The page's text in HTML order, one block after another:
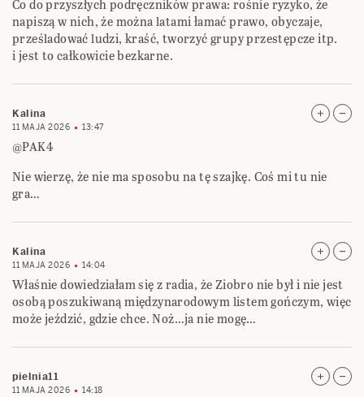
Co do przyszłych podręczników prawa: rośnie ryzyko, że
napiszą w nich, że można latami łamać prawo, obyczaje,
prześladować ludzi, kraść, tworzyć grupy przestępcze itp.
i jest to całkowicie bezkarne.
Kalina
11 MAJA 2026 13:47
@PAK4
Nie wierzę, że nie ma sposobu na tę szajkę. Coś mi tu nie
gra…
Kalina
11 MAJA 2026 14:04
Właśnie dowiedziałam się z radia, że Ziobro nie był i nie jest
osobą poszukiwaną międzynarodowym listem gończym, więc
może jeździć, gdzie chce. Noż…ja nie mogę…
pielnia11
11 MAJA 2026 14:18